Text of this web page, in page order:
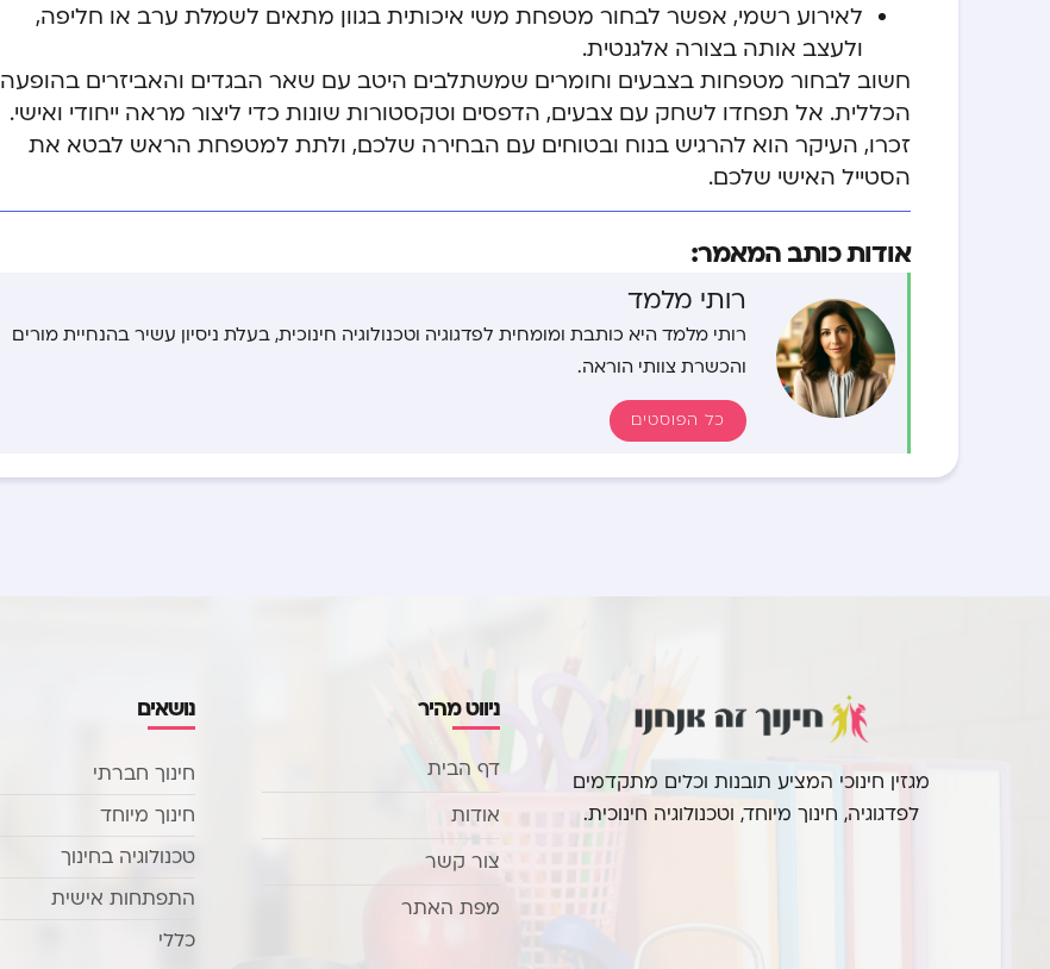
לאירוע רשמי, אפשר לבחור מטפחת משי איכותית בגוון מתאים לשמלת ערב או חליפה,
ולעצב אותה בצורה אלגנטית.
חשוב לבחור מטפחות בצבעים וחומרים שמשתלבים היטב עם שאר הבגדים והאביזרים בהופעה
הכללית. אל תפחדו לשחק עם צבעים, הדפסים וטקסטורות שונות כדי ליצור מראה ייחודי ואישי.
זכרו, העיקר הוא להרגיש בנוח ובטוחים עם הבחירה שלכם, ולתת למטפחת הראש לבטא את
הסטייל האישי שלכם.
אודות כותב המאמר:
רותי מלמד
רותי מלמד היא כותבת ומומחית לפדגוגיה וטכנולוגיה חינוכית, בעלת ניסיון עשיר בהנחיית מורים
והכשרת צוותי הוראה.
כל הפוסטים
מגזין חינוכי המציע תובנות וכלים מתקדמים
לפדגוגיה, חינוך מיוחד, וטכנולוגיה חינוכית.
ניווט מהיר
דף הבית
אודות
צור קשר
מפת האתר
נושאים
חינוך חברתי
חינוך מיוחד
טכנולוגיה בחינוך
התפתחות אישית
כללי